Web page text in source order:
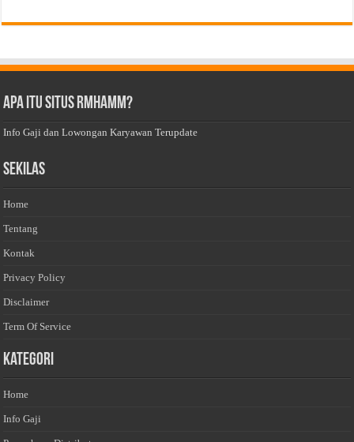
Apa Itu Situs Rmhamm?
Info Gaji dan Lowongan Karyawan Terupdate
Sekilas
Home
Tentang
Kontak
Privacy Policy
Disclaimer
Term Of Service
Kategori
Home
Info Gaji